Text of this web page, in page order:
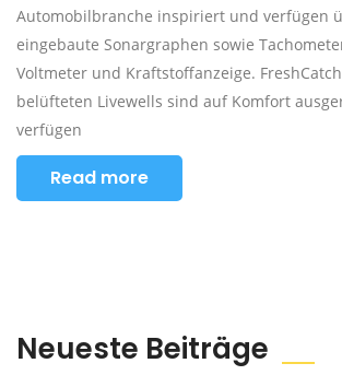
Automobilbranche inspiriert und verfügen
eingebaute Sonargraphen sowie
Voltmeter und Kraftstoffanzeige.
belüfteten Livewells sind auf Komfort
verfügen
Read more
Neueste Beiträge